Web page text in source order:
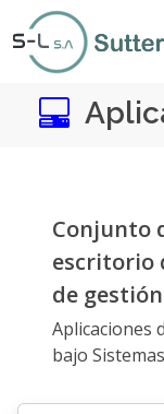
Conjunto
escritorio
de
Aplicaciones
bajo